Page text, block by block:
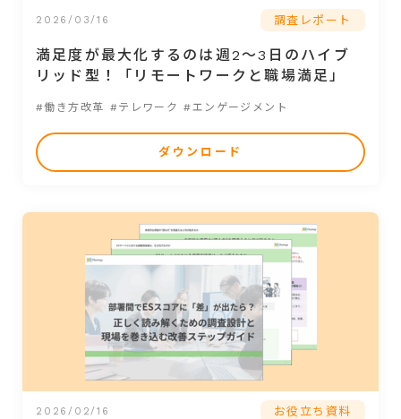
2026/03/16 調査レポート
満足度が最大化するのは週2～3日のハイブ
リッド型！「リモートワークと職場満足」
#働き方改革 #テレワーク #エンゲージメント
ダウンロード
2026/02/16 お役立ち資料